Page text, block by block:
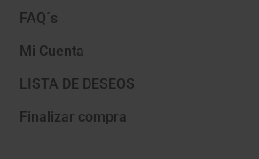
FAQ´s
Mi Cuenta
LISTA DE DESEOS
Finalizar compra